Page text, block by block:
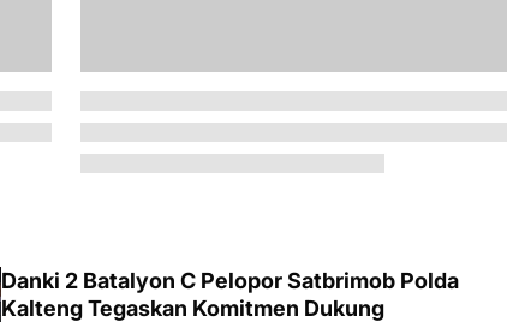
Danki 2 Batalyon C Pelopor Satbrimob Polda
Kalteng Tegaskan Komitmen Dukung